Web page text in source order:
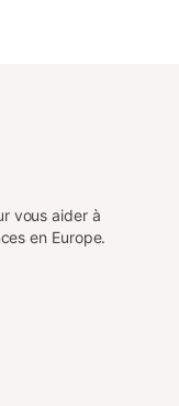
vous aider à
en Europe.